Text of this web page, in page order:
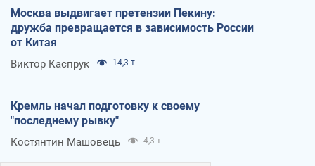
Москва выдвигает претензии Пекину:
дружба превращается в зависимость России
от Китая
Виктор Каспрук 14,3 т.
Кремль начал подготовку к своему
"последнему рывку"
Костянтин Машовець 4,3 т.